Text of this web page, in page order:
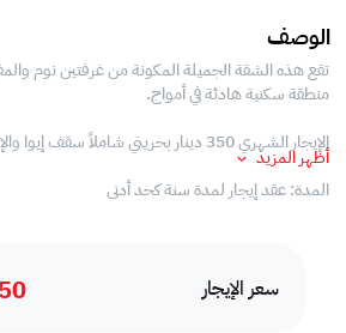
سعر الإيجار
الوصف
تقع هذه الشقة الجميلة المكونة من غرفتين نوم
منطقة سكنية هادئة في أمواج.
الإيجار الشهري 350 دينار بحريني شاملاً سقف إيوا والإنترنت
المدة: عقد إيجار لمدة سنة كحد أدنى
أظهر المزيد